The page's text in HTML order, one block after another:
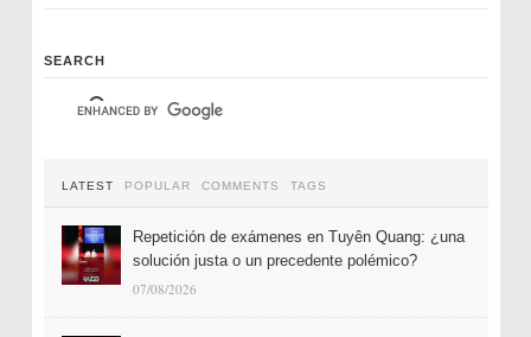
SEARCH
LATEST POPULAR COMMENTS TAGS
Repetición de exámenes en Tuyên Quang: ¿una
solución justa o un precedente polémico?
07/08/2026